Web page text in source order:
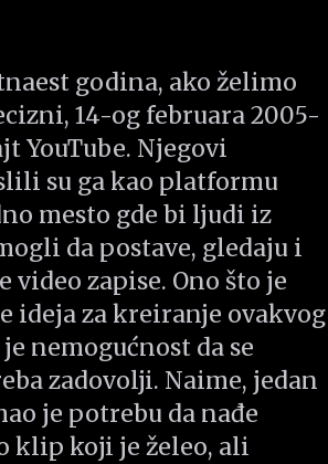
godina, ako želimo
14-og februara 2005-
YouTube. Njegovi
su ga kao platformu
mesto gde bi ljudi iz
da postave, gledaju i
video zapise. Ono što je
ideja za kreiranje ovakvog
nemogućnost da se
zadovolji. Naime, jedan
je potrebu da nađe
klip koji je želeo, ali